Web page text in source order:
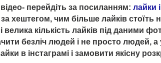
перейдіть за посиланням: лайки
хештегом, чим більше лайків
кількість лайків під даними
безліч людей і не просто людей, а
в інстаграмі і замовити якісну